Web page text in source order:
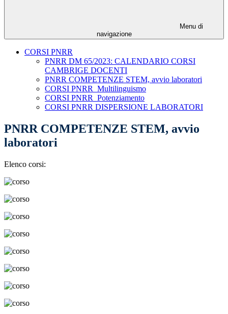
Menu di
navigazione
CORSI PNRR
PNRR DM 65/2023: CALENDARIO CORSI
CAMBRIGE DOCENTI
PNRR COMPETENZE STEM, avvio laboratori
CORSI PNRR_Multilinguismo
CORSI PNRR_Potenziamento
CORSI PNRR DISPERSIONE LABORATORI
PNRR COMPETENZE STEM, avvio
laboratori
Elenco corsi: